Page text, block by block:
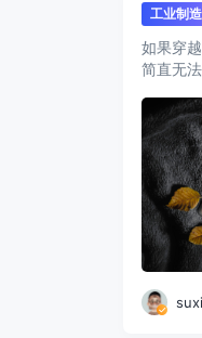
工业制
如果穿
简直无